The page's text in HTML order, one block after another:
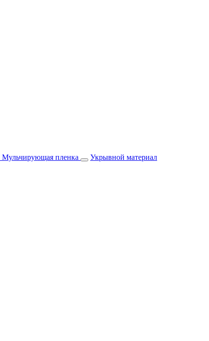
Мульчирующая пленка
Укрывной материал